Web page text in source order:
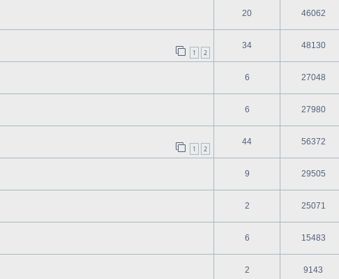
20 46062
1 2
34 48130
6 27048
6 27980
1 2
44 56372
9 29505
2 25071
6 15483
2 9143